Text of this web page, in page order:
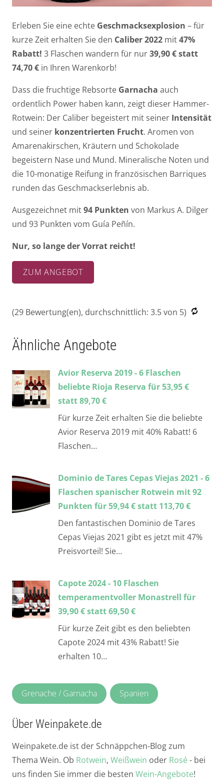
Erleben Sie eine echte Geschmacksexplosion – für
kurze Zeit erhalten Sie den Caliber 2022 mit47%
Rabatt! 3 Flaschen wandern für nur39,90 € statt
74,70 € in Ihren Warenkorb!
Dass die fruchtige Rebsorte Garnacha auch
ordentlich Power haben kann, zeigt dieser Hammer-
Rotwein: Der Caliber begeistert mit seiner Intensität
und seiner konzentrierten Frucht. Aromen von
Amarenakirschen, Kräutern und Schokolade
begeistern Nase und Mund. Mineralische Noten und
die 10-monatige Reifung in französischen Barriques
runden das Geschmackserlebnis ab.
Ausgezeichnet mit94 Punkten von Markus A. Dilger
und 93 Punkten vom Guía Peñín.
Nur, so lange der Vorrat reicht!
ZUM ANGEBOT
(29 Bewertung(en), durchschnittlich: 3.5von 5)
Ähnliche Angebote
Avior Reserva 2019 - 6 Flaschen
beliebte Rioja Reserva für 53,95 €
statt 89,70 €
Für kurze Zeit erhalten Sie die beliebte
Avior Reserva 2019 mit 40% Rabatt! 6
Flaschen…
Dominio de Tares Cepas Viejas 2021 - 6
Flaschen spanischer Rotwein mit 92
Punkten für 59,94 € statt 113,70 €
Den fantastischen Dominio de Tares
Cepas Viejas 2021 gibt es jetzt mit 47%
Preisvorteil! Sie…
Capote 2024 - 10 Flaschen
temperamentvoller Monastrell für
39,90 € statt 69,50 €
Für kurze Zeit gibt es den beliebten
Capote 2024 mit 43% Rabatt! Sie
erhalten 10…
Grenache / Garnacha Spanien
Über Weinpakete.de
Weinpakete.de ist der Schnäppchen-Blog zum
Thema Wein. Ob Rotwein, Weißwein oder Rosé - bei
uns finden Sie immer die besten Wein-Angebote!